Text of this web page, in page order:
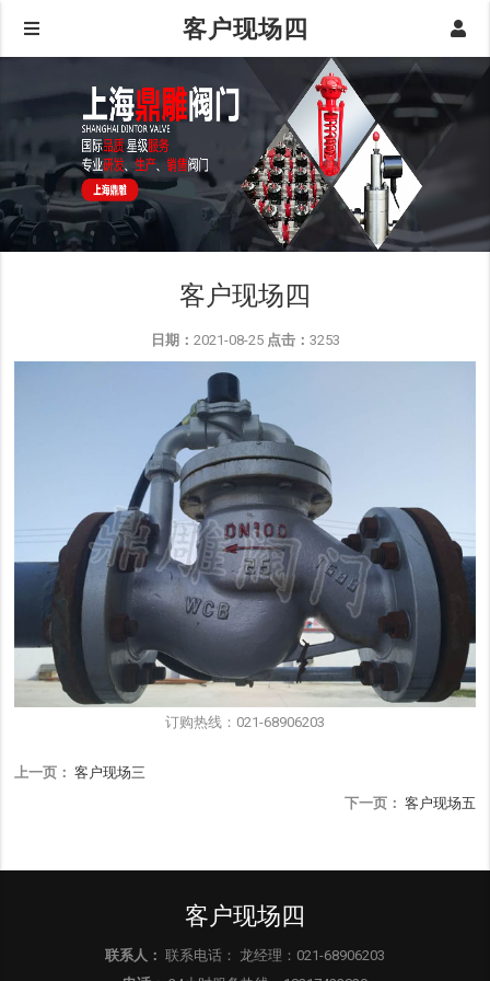
客户现场四
客户现场四
日期： 2021-08-25 点击： 3253
订购热线：021-68906203
上一页： 客户现场三
下一页： 客户现场五
客户现场四
联系人： 联系电话： 龙经理：021-68906203